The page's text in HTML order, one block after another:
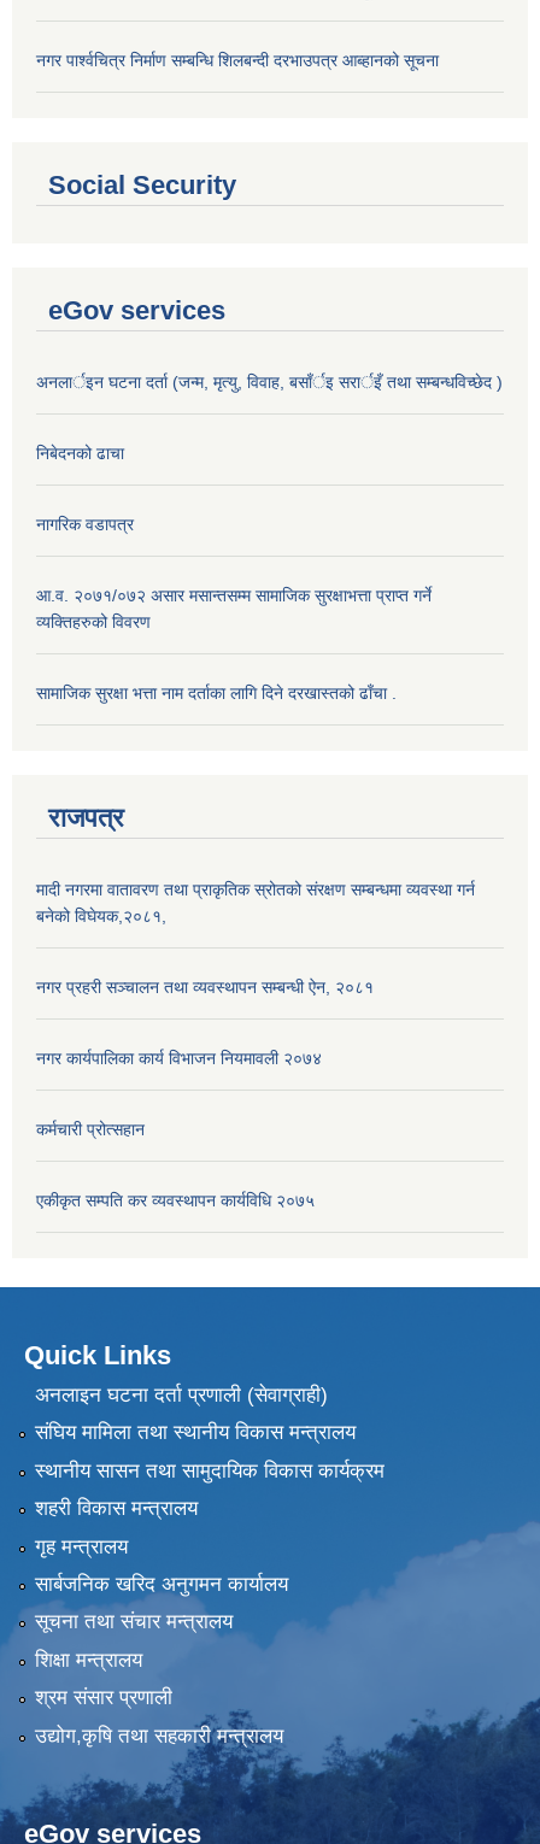
नगर पार्श्वचित्र निर्माण सम्बन्धि शिलबन्दी दरभाउपत्र आब्हानको सूचना
Social Security
eGov services
अनलार्इन घटना दर्ता (जन्म, मृत्यु, विवाह, बसाँर्इ सरार्इँ तथा सम्बन्धविच्छेद )
निबेदनको ढाचा
नागरिक वडापत्र
आ.व. २०७१/०७२ असार मसान्तसम्म सामाजिक सुरक्षाभत्ता प्राप्त गर्ने
व्यक्तिहरुको विवरण
सामाजिक सुरक्षा भत्ता नाम दर्ताका लागि दिने दरखास्तको ढाँचा .
राजपत्र
मादी नगरमा वातावरण तथा प्राकृतिक स्रोतको संरक्षण सम्बन्धमा व्यवस्था गर्न
बनेको विघेयक,२०८१,
नगर प्रहरी सञ्चालन तथा व्यवस्थापन सम्बन्धी ऐन, २०८१
नगर कार्यपालिका कार्य विभाजन नियमावली २०७४
कर्मचारी प्रोत्सहान
एकीकृत सम्पति कर व्यवस्थापन कार्यविधि २०७५
Quick Links
अनलाइन घटना दर्ता प्रणाली (सेवाग्राही)
संघिय मामिला तथा स्थानीय विकास मन्त्रालय
स्थानीय सासन तथा सामुदायिक विकास कार्यक्रम
शहरी विकास मन्त्रालय
गृह मन्त्रालय
सार्बजनिक खरिद अनुगमन कार्यालय
सूचना तथा संचार मन्त्रालय
शिक्षा मन्त्रालय
श्रम संसार प्रणाली
उद्योग,कृषि तथा सहकारी मन्त्रालय
eGov services